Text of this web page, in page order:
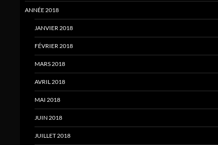
ANNÉE 2018
JANVIER 2018
FÉVRIER 2018
MARS 2018
AVRIL 2018
MAI 2018
JUIN 2018
JUILLET 2018